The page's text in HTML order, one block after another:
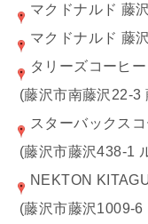
マクドナルド 藤
マクドナルド 藤
タリーズコーヒ
(藤沢市南藤沢22-3
スターバックス
(藤沢市藤沢438-1
NEKTON
(藤沢市藤沢1009-